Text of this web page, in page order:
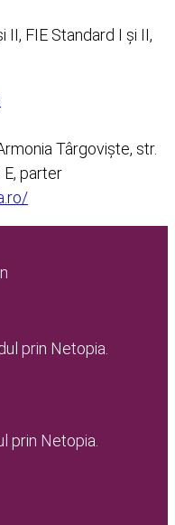
II, FIE Standard I și II,
Târgoviște, str.
parter
prin Netopia.